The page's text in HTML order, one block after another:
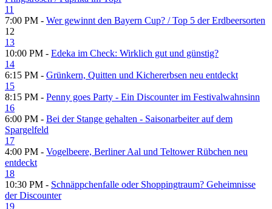
11
7:00 PM - Wer gewinnt den Bayern Cup? /​ Top 5 der Erdbeersorten
12
13
10:00 PM - Edeka im Check: Wirklich gut und günstig?
14
6:15 PM - Grünkern, Quitten und Kichererbsen neu entdeckt
15
8:15 PM - Penny goes Party - Ein Discounter im Festivalwahnsinn
16
6:00 PM - Bei der Stange gehalten - Saisonarbeiter auf dem
Spargelfeld
17
4:00 PM - Vogelbeere, Berliner Aal und Teltower Rübchen neu
entdeckt
18
10:30 PM - Schnäppchenfalle oder Shoppingtraum? Geheimnisse
der Discounter
19